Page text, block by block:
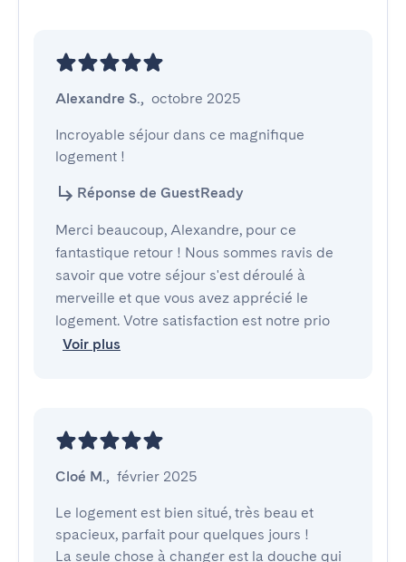
Alexandre S., octobre 2025
Incroyable séjour dans ce magnifique
logement !
Réponse de GuestReady
Merci beaucoup, Alexandre, pour ce
fantastique retour ! Nous sommes ravis de
savoir que votre séjour s'est déroulé à
merveille et que vous avez apprécié le
logement. Votre satisfaction est notre prio
Voir plus
Cloé M., février 2025
Le logement est bien situé, très beau et
spacieux, parfait pour quelques jours !
La seule chose à changer est la douche qui